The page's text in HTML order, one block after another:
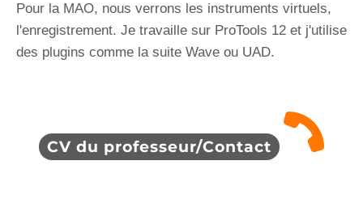
Pour la MAO, nous verrons les instruments virtuels,
l'enregistrement. Je travaille sur ProTools 12 et j'utilise
des plugins comme la suite Wave ou UAD.
CV du professeur/Contact